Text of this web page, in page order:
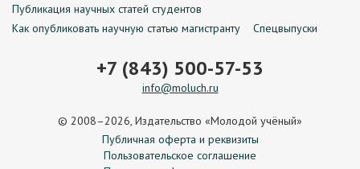
Публикация научных статей студентов
Как опубликовать научную статью магистранту
Спецвыпуски
+7 (843) 500-57-53
info@moluch.ru
© 2008–2026, Издательство «Молодой учёный»
Публичная оферта и реквизиты
Пользовательское соглашение